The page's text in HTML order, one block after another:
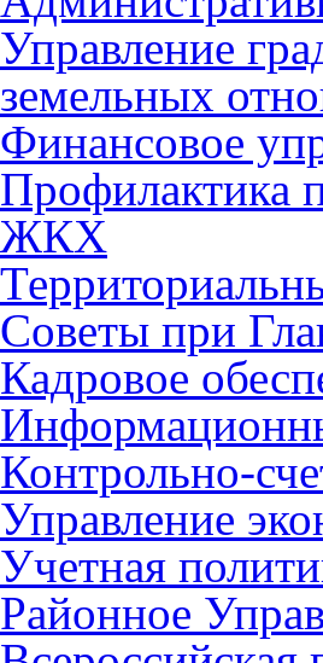
Управление
земельных
Финансовое
Профилактика
ЖКХ
Советы при
Кадровое
Контрольно-
Управление
Учетная
Районное